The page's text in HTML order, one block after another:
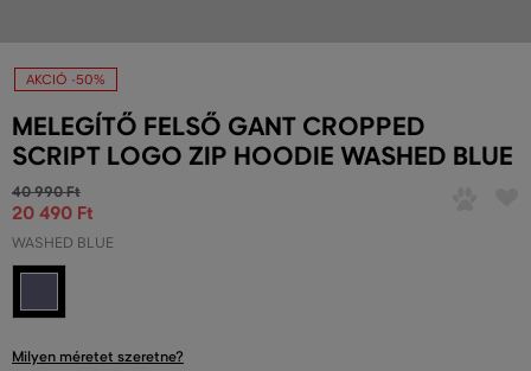
AKCIÓ -50%
MELEGÍTŐ FELSŐ GANT CROPPED
SCRIPT LOGO ZIP HOODIE WASHED BLUE
40 990 Ft
20 490 Ft
WASHED BLUE
Milyen méretet szeretne?